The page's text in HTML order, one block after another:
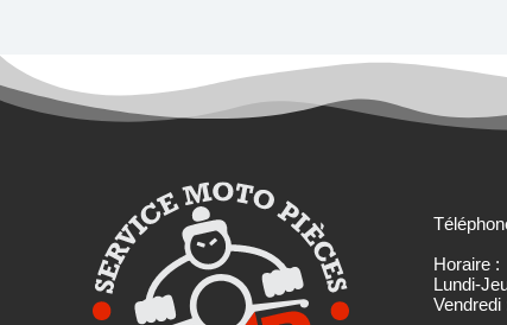
Horaire :
Lundi-
Vendredi